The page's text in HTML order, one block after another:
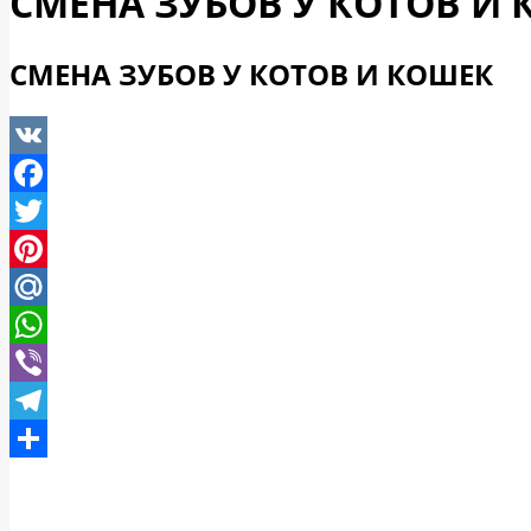
СМЕНА ЗУБОВ У КОТОВ И КОШЕК
VK
Facebook
Twitter
Pinterest
Mail.Ru
WhatsApp
Viber
Telegram